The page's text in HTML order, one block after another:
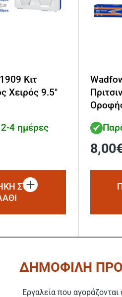
Κιτ
Χειρός 9.5″
4 ημέρες
ΣΤΟ
8,00
ΔΗΜΟΦΙΛΗ
Εργαλεία που